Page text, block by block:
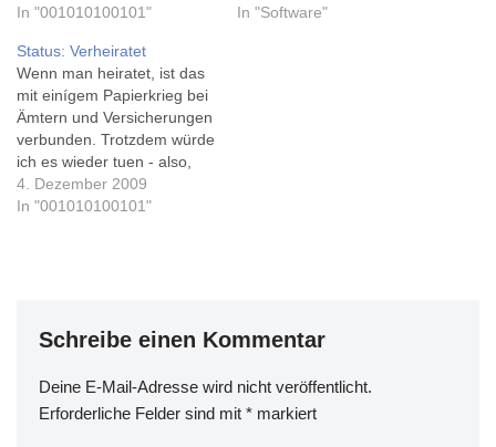
wie viele Websites Google
genauen Angaben - im Juli
2008 wurde angeblich die
Grenze von einer Billion
Websites überschritten
In "001010100101"
ausdrucken werde ;-)
In "Software"
Status: Verheiratet
Wenn man heiratet, ist das
mit einígem Papierkrieg bei
Ämtern und Versicherungen
verbunden. Trotzdem würde
ich es wieder tuen - also,
meine Frau heiraten. Wie
man sehr schnell und ohne
stehend…
4. Dezember 2009
In "001010100101"
Schreibe einen Kommentar
Deine E-Mail-Adresse wird nicht veröffentlicht.
Erforderliche Felder sind mit * markiert